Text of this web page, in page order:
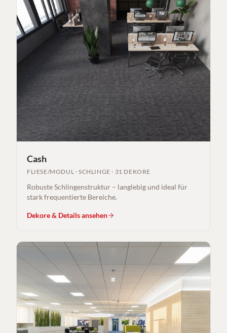
Cash
FLIESE/MODUL ·SCHLINGE · 31 DEKORE
Robuste Schlingenstruktur – langlebig und ideal für
stark frequentierte Bereiche.
Dekore & Details ansehen